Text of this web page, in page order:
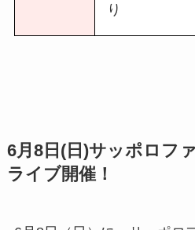
り
6月8日(日)サッポロフ
ライブ開催！